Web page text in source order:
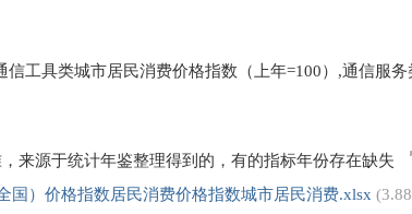
工具类城市居民消费价格指数（上年=100）,通信服
来源于统计年鉴整理得到的，有的指标年份存在缺失
国）价格指数居民消费价格指数城市居民消费.xlsx